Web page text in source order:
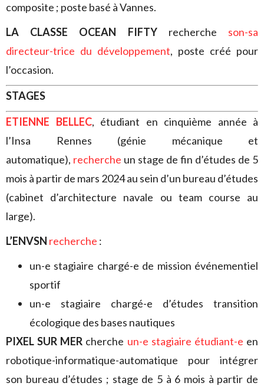
composite ; poste basé à Vannes.
LA CLASSE OCEAN FIFTYrecherche son-sa
directeur-trice du développement, poste créé pour
l’occasion.
STAGES
ETIENNE BELLEC, étudiant en cinquième année à
l’Insa Rennes (génie mécanique et
automatique), recherche un stage de fin d’études de 5
mois à partir de mars 2024 au sein d’un bureau d’études
(cabinet d’architecture navale ou team course au
large).
L’ENVSN recherche :
un-e stagiaire chargé-e de mission événementiel
sportif
un-e stagiaire chargé-e d’études transition
écologique des bases nautiques
PIXEL SUR MER cherche un-e stagiaire étudiant-e en
robotique-informatique-automatique pour intégrer
son bureau d’études ; stage de 5 à 6 mois à partir de